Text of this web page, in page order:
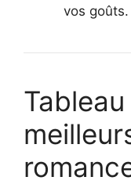
vos goûts.